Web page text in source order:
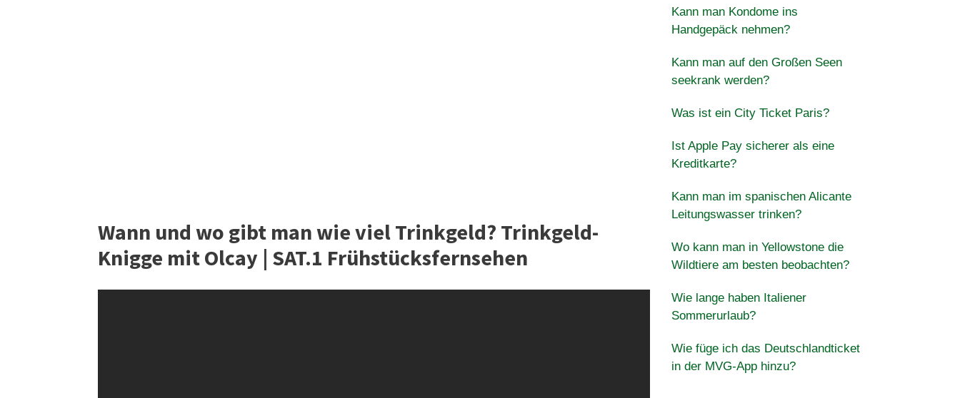
Wann und wo gibt man wie viel Trinkgeld? Trinkgeld-
Knigge mit Olcay | SAT.1 Frühstücksfernsehen
Kann man Kondome ins
Handgepäck nehmen?
Kann man auf den Großen Seen
seekrank werden?
Was ist ein City Ticket Paris?
Ist Apple Pay sicherer als eine
Kreditkarte?
Kann man im spanischen Alicante
Leitungswasser trinken?
Wo kann man in Yellowstone die
Wildtiere am besten beobachten?
Wie lange haben Italiener
Sommerurlaub?
Wie füge ich das Deutschlandticket
in der MVG-App hinzu?